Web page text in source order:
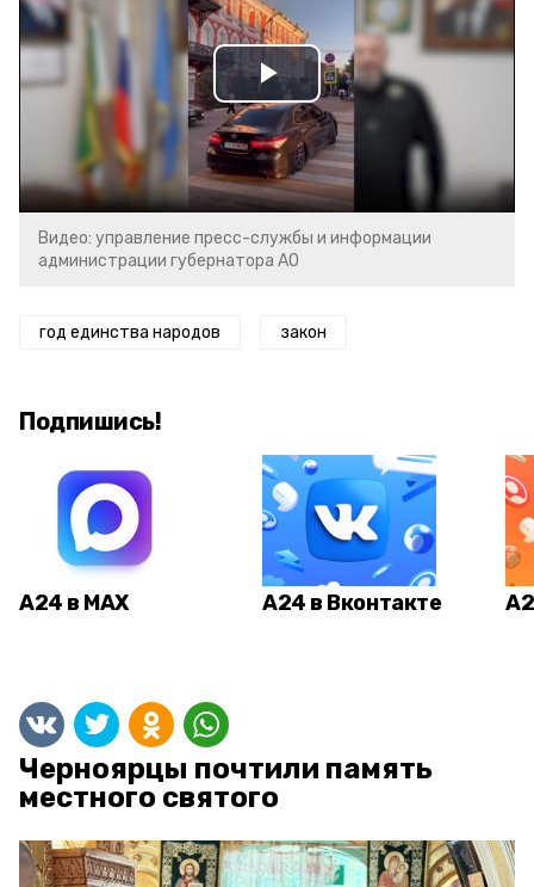
Play
Video
Видео: управление пресс-службы и информации
администрации губернатора АО
год единства народов закон
Подпишись!
А24 в MAX А24 в Вконтакте
Черноярцы почтили память
местного святого